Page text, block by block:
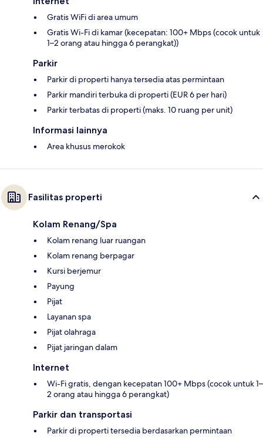
Gratis WiFi di area umum
Gratis Wi-Fi di kamar (kecepatan: 100+ Mbps (cocok untuk
1–2 orang atau hingga 6 perangkat))
Parkir
Parkir di properti hanya tersedia atas permintaan
Parkir mandiri terbuka di properti (EUR 6 per hari)
Parkir terbatas di properti (maks. 10 ruang per unit)
Informasi lainnya
Area khusus merokok
Fasilitas properti
Kolam Renang/Spa
Kolam renang luar ruangan
Kolam renang berpagar
Kursi berjemur
Payung
Pijat
Layanan spa
Pijat olahraga
Pijat jaringan dalam
Internet
Wi-Fi gratis, dengan kecepatan 100+ Mbps (cocok untuk 1–
2 orang atau hingga 6 perangkat)
Parkir dan transportasi
Parkir di properti tersedia berdasarkan permintaan